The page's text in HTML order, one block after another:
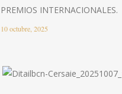
PREMIOS INTERNACIONALES.
10 octubre, 2025